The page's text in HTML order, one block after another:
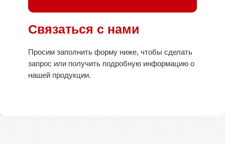
Связаться с нами
Просим заполнить форму ниже, чтобы сделать
запрос или получить подробную информацию о
нашей продукции.